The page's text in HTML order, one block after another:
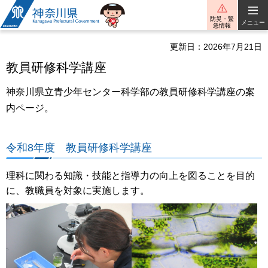
神奈川県
防災・緊
急情報
メニュー
更新日：2026年7月21日
教員研修科学講座
神奈川県立青少年センター科学部の教員研修科学講座の案
内ページ。
令和8年度 教員研修科学講座
理科に関わる知識・技能と指導力の向上を図ることを目的
に、教職員を対象に実施します。